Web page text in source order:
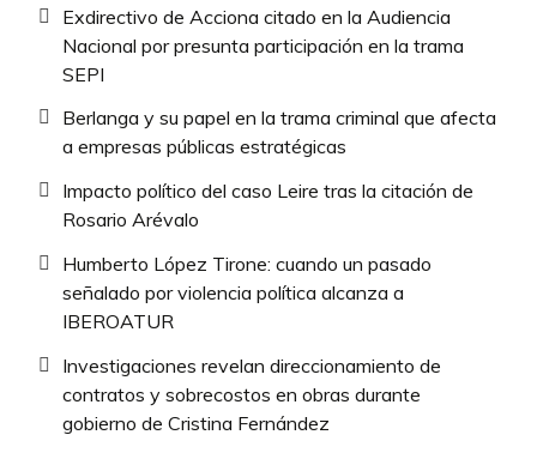
Exdirectivo de Acciona citado en la Audiencia
Nacional por presunta participación en la trama
SEPI
Berlanga y su papel en la trama criminal que afecta
a empresas públicas estratégicas
Impacto político del caso Leire tras la citación de
Rosario Arévalo
Humberto López Tirone: cuando un pasado
señalado por violencia política alcanza a
IBEROATUR
Investigaciones revelan direccionamiento de
contratos y sobrecostos en obras durante
gobierno de Cristina Fernández